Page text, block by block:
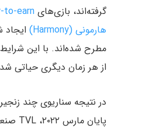
گرفته‌اند، بازی‌هایto-earn
هارمونی (Harmony)
مطرح شده‌اند. با این
از هر زمان دیگری حیاتی
در نتیجه سناریوی چند